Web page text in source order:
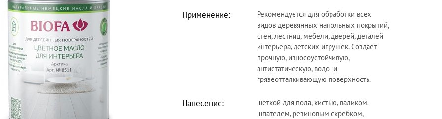
Применение:
Рекомендуется для обработки всех
видов деревянных напольных покрытий,
стен, лестниц, мебели, дверей, деталей
интерьера, детских игрушек. Создает
прочную, износоустойчивую,
антистатическую, водо- и
грязеотталкивающую поверхность.
Нанесение:
щеткой для пола, кистью, валиком,
шпателем, резиновым скребком,